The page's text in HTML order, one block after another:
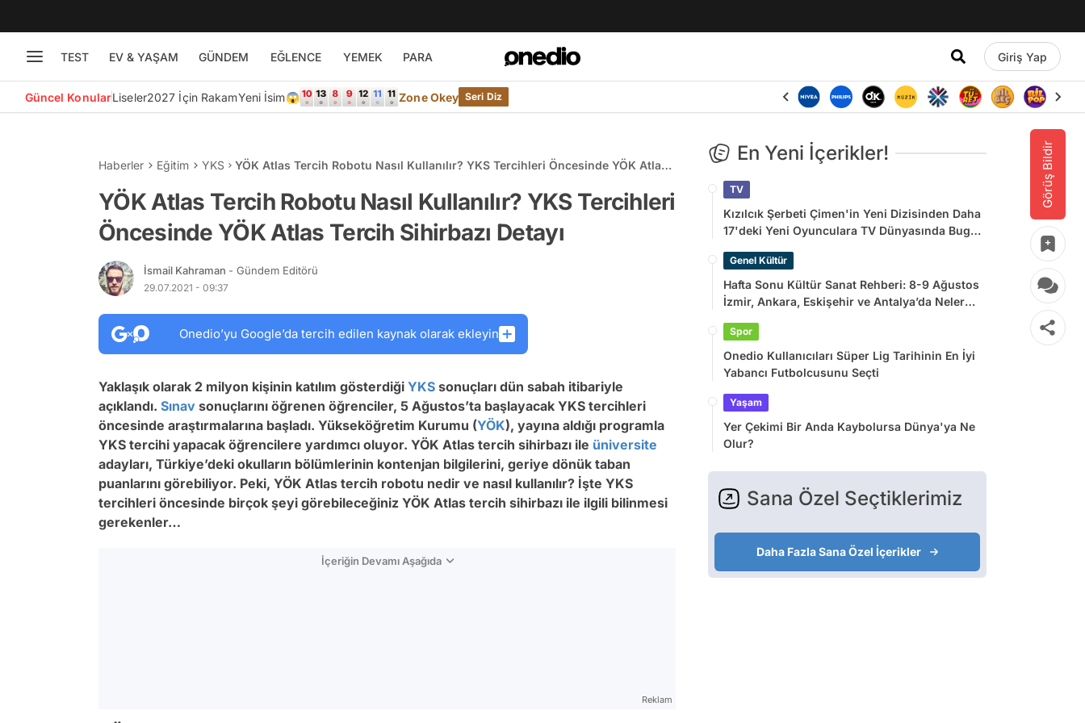
TEST EV & YAŞAM GÜNDEM EĞLENCE YEMEK PARA Giriş Yap
Güncel KonularLiseler2027 İçin RakamYeni İsim😱 Zone Okey Seri Diz
Görüş Bildir
Haberler Eğitim YKS
YÖK Atlas Tercih Robotu Nasıl Kullanılır? YKS Tercihleri Öncesinde YÖK Atlas
YÖK Atlas Tercih Robotu Nasıl Kullanılır? YKS Tercihleri
Öncesinde YÖK Atlas Tercih Sihirbazı Detayı
İsmail Kahraman - Gündem Editörü
29.07.2021 - 09:37
Onedio’yu Google’da tercih edilen kaynak olarak ekleyin
Yaklaşık olarak 2 milyon kişinin katılım gösterdiği YKS sonuçları dün sabah itibariyle
açıklandı. Sınav sonuçlarını öğrenen öğrenciler, 5 Ağustos’ta başlayacak YKS tercihleri
öncesinde araştırmalarına başladı. Yükseköğretim Kurumu (YÖK), yayına aldığı programla
YKS tercihi yapacak öğrencilere yardımcı oluyor. YÖK Atlas tercih sihirbazı ile üniversite
adayları, Türkiye’deki okulların bölümlerinin kontenjan bilgilerini, geriye dönük taban
puanlarını görebiliyor. Peki, YÖK Atlas tercih robotu nedir ve nasıl kullanılır? İşte YKS
tercihleri öncesinde birçok şeyi görebileceğiniz YÖK Atlas tercih sihirbazı ile ilgili bilinmesi
gerekenler…
İçeriğin Devamı Aşağıda
Reklam
En Yeni İçerikler!
TV
Kızılcık Şerbeti Çimen'in Yeni Dizisinden Daha
17'deki Yeni Oyunculara TV Dünyasında Bugün
Genel Kültür
Hafta Sonu Kültür Sanat Rehberi: 8-9 Ağustos
İzmir, Ankara, Eskişehir ve Antalya’da Neler
Spor
Onedio Kullanıcıları Süper Lig Tarihinin En İyi
Yabancı Futbolcusunu Seçti
Yaşam
Yer Çekimi Bir Anda Kaybolursa Dünya'ya Ne
Olur?
Sana Özel Seçtiklerimiz
Daha Fazla Sana Özel İçerikler